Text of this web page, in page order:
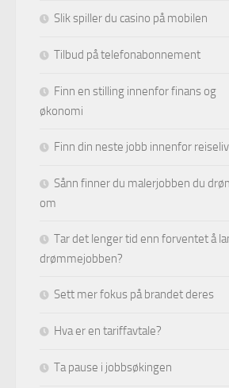
Slik spiller du casino på mobilen
Tilbud på telefonabonnement
Finn en stilling innenfor finans og
økonomi
Finn din neste jobb innenfor reiseliv
Sånn finner du malerjobben du
om
Tar det lenger tid enn forventet å
drømmejobben?
Sett mer fokus på brandet deres
Hva er en tariffavtale?
Ta pause i jobbsøkingen